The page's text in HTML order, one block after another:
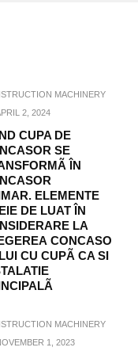
MACHINERY
2, 2024
CUPA DE
SE
ÎN
ELEMENTE
DE LUAT ÎN
LA
CONCASO
CU CUPÃ CA SI
MACHINERY
1, 2023